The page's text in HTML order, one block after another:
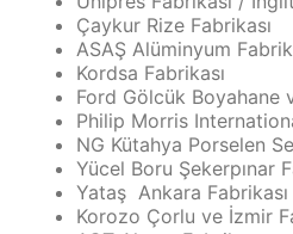
Çaykur Rize Fabrikası
ASAŞ Alüminyum
Kordsa Fabrikası
Ford Gölcük Boyahane
Philip Morris
NG Kütahya Porselen
Yücel Boru Şekerpınar
Yataş Ankara Fabrikası
Korozo Çorlu ve İzmir